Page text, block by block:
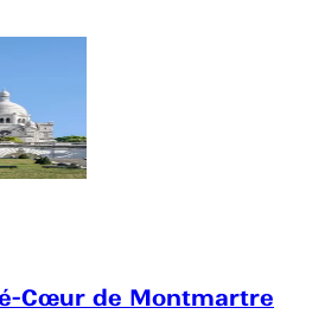
Cœur de Montmartre